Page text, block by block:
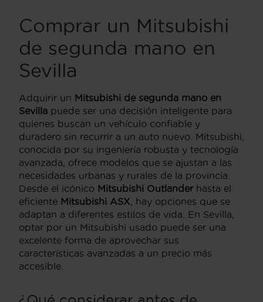
Comprar un Mitsubishi
de segunda mano en
Sevilla
Adquirir un Mitsubishi de segunda mano en
Sevilla puede ser una decisión inteligente para
quienes buscan un vehículo confiable y
duradero sin recurrir a un auto nuevo. Mitsubishi,
conocida por su ingeniería robusta y tecnología
avanzada, ofrece modelos que se ajustan a las
necesidades urbanas y rurales de la provincia.
Desde el icónico Mitsubishi Outlander hasta el
eficiente Mitsubishi ASX , hay opciones que se
adaptan a diferentes estilos de vida. En Sevilla,
optar por un Mitsubishi usado puede ser una
excelente forma de aprovechar sus
características avanzadas a un precio más
accesible.